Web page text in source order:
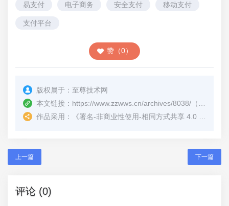
易支付 电子商务 安全支付 移动支付
支付平台
赞（0）
版权属于： 至尊技术网
本文链接： https://www.zzwws.cn/archives/8038/ （转载时请注明本文出处及文章链接）
作品采用：
《署名-非商业性使用-相同方式共享 4.0 国际 (CC BY-NC-SA 4.0)
上一篇 下一篇
评论 (0)